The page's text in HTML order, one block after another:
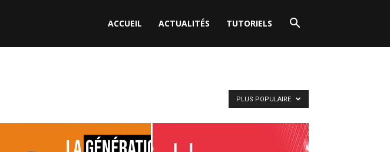
ACCUEIL ACTUALITÉS TUTORIELS
PLUS POPULAIRE